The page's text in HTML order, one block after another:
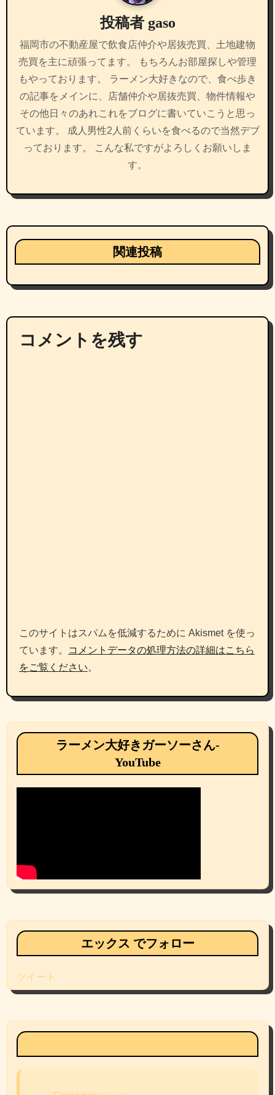
ン
投稿者 gaso
福岡市の不動産屋で飲食店仲介や居抜売買、土地建物
売買を主に頑張ってます。 もちろんお部屋探しや管理
もやっております。 ラーメン大好きなので、食べ歩き
の記事をメインに、店舗仲介や居抜売買、物件情報や
その他日々のあれこれをブログに書いていこうと思っ
ています。 成人男性2人前くらいを食べるので当然デブ
っております。 こんな私ですがよろしくお願いしま
す。
関連投稿
コメントを残す
このサイトはスパムを低減するために Akismet を使っ
ています。
コメントデータの処理方法の詳細はこちら
をご覧ください。
ラーメン大好きガーソーさん-
YouTube
エックス でフォロー
ツイート